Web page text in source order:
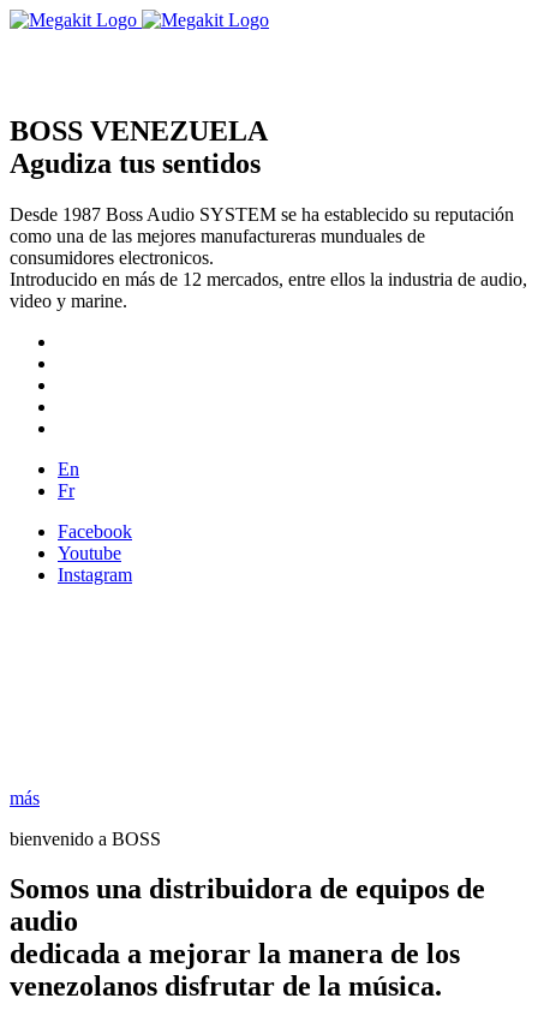
BOSS VENEZUELA
Agudiza tus sentidos
Desde 1987 Boss Audio SYSTEM se ha establecido su reputación
como una de las mejores manufactureras munduales de
consumidores electronicos.
Introducido en más de 12 mercados, entre ellos la industria de audio,
video y marine.
En
Fr
Facebook
Youtube
Instagram
más
bienvenido a BOSS
Somos una distribuidora de equipos de
audio
dedicada a mejorar la manera de los
venezolanos disfrutar de la música.